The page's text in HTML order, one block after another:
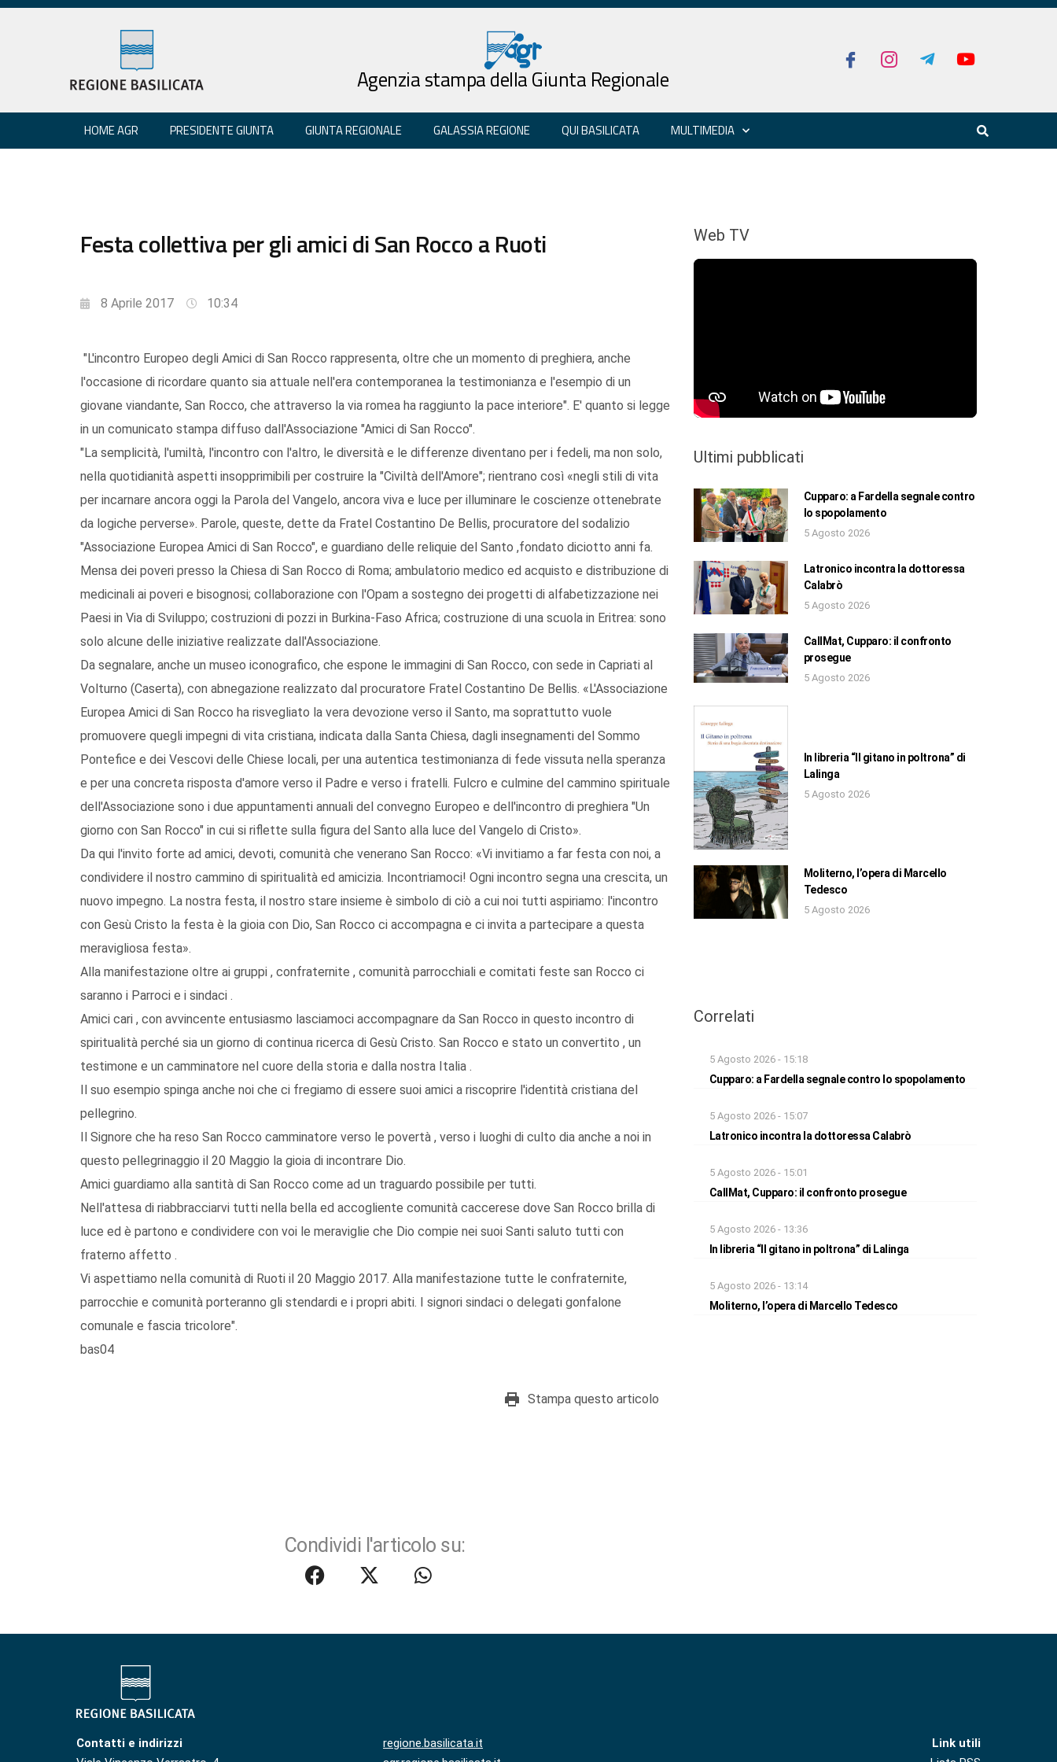
Agenzia stampa della Giunta Regionale
HOME AGR PRESIDENTE GIUNTA GIUNTA REGIONALE GALASSIA REGIONE QUI BASILICATA MULTIMEDIA
Festa collettiva per gli amici di San Rocco a Ruoti
8 Aprile 2017 10:34
"L'incontro Europeo degli Amici di San Rocco rappresenta, oltre che un momento di preghiera, anche
l'occasione di ricordare quanto sia attuale nell'era contemporanea la testimonianza e l'esempio di un
giovane viandante, San Rocco, che attraverso la via romea ha raggiunto la pace interiore". E' quanto si legge
in un comunicato stampa diffuso dall'Associazione "Amici di San Rocco".
"La semplicità, l'umiltà, l'incontro con l'altro, le diversità e le differenze diventano per i fedeli, ma non solo,
nella quotidianità aspetti insopprimibili per costruire la "Civiltà dell'Amore"; rientrano così «negli stili di vita
per incarnare ancora oggi la Parola del Vangelo, ancora viva e luce per illuminare le coscienze ottenebrate
da logiche perverse». Parole, queste, dette da Fratel Costantino De Bellis, procuratore del sodalizio
"Associazione Europea Amici di San Rocco", e guardiano delle reliquie del Santo ,fondato diciotto anni fa.
Mensa dei poveri presso la Chiesa di San Rocco di Roma; ambulatorio medico ed acquisto e distribuzione di
medicinali ai poveri e bisognosi; collaborazione con l'Opam a sostegno dei progetti di alfabetizzazione nei
Paesi in Via di Sviluppo; costruzioni di pozzi in Burkina-Faso Africa; costruzione di una scuola in Eritrea: sono
solo alcune delle iniziative realizzate dall'Associazione.
Da segnalare, anche un museo iconografico, che espone le immagini di San Rocco, con sede in Capriati al
Volturno (Caserta), con abnegazione realizzato dal procuratore Fratel Costantino De Bellis. «L'Associazione
Europea Amici di San Rocco ha risvegliato la vera devozione verso il Santo, ma soprattutto vuole
promuovere quegli impegni di vita cristiana, indicata dalla Santa Chiesa, dagli insegnamenti del Sommo
Pontefice e dei Vescovi delle Chiese locali, per una autentica testimonianza di fede vissuta nella speranza
e per una concreta risposta d'amore verso il Padre e verso i fratelli. Fulcro e culmine del cammino spirituale
dell'Associazione sono i due appuntamenti annuali del convegno Europeo e dell'incontro di preghiera "Un
giorno con San Rocco" in cui si riflette sulla figura del Santo alla luce del Vangelo di Cristo».
Da qui l'invito forte ad amici, devoti, comunità che venerano San Rocco: «Vi invitiamo a far festa con noi, a
condividere il nostro cammino di spiritualità ed amicizia. Incontriamoci! Ogni incontro segna una crescita, un
nuovo impegno. La nostra festa, il nostro stare insieme è simbolo di ciò a cui noi tutti aspiriamo: l'incontro
con Gesù Cristo la festa è la gioia con Dio, San Rocco ci accompagna e ci invita a partecipare a questa
meravigliosa festa».
Alla manifestazione oltre ai gruppi , confraternite , comunità parrocchiali e comitati feste san Rocco ci
saranno i Parroci e i sindaci .
Amici cari , con avvincente entusiasmo lasciamoci accompagnare da San Rocco in questo incontro di
spiritualità perché sia un giorno di continua ricerca di Gesù Cristo. San Rocco e stato un convertito , un
testimone e un camminatore nel cuore della storia e dalla nostra Italia .
Il suo esempio spinga anche noi che ci fregiamo di essere suoi amici a riscoprire l'identità cristiana del
pellegrino.
Il Signore che ha reso San Rocco camminatore verso le povertà , verso i luoghi di culto dia anche a noi in
questo pellegrinaggio il 20 Maggio la gioia di incontrare Dio.
Amici guardiamo alla santità di San Rocco come ad un traguardo possibile per tutti.
Nell'attesa di riabbracciarvi tutti nella bella ed accogliente comunità caccerese dove San Rocco brilla di
luce ed è partono e condividere con voi le meraviglie che Dio compie nei suoi Santi saluto tutti con
fraterno affetto .
Vi aspettiamo nella comunità di Ruoti il 20 Maggio 2017. Alla manifestazione tutte le confraternite,
parrocchie e comunità porteranno gli stendardi e i propri abiti. I signori sindaci o delegati gonfalone
comunale e fascia tricolore".
bas04
Stampa questo articolo
Condividi l'articolo su:
Web TV
Ultimi pubblicati
Cupparo: a Fardella segnale contro
lo spopolamento
5 Agosto 2026
Latronico incontra la dottoressa
Calabrò
5 Agosto 2026
CallMat, Cupparo: il confronto
prosegue
5 Agosto 2026
In libreria “Il gitano in poltrona” di
Lalinga
5 Agosto 2026
Moliterno, l’opera di Marcello
Tedesco
5 Agosto 2026
Correlati
5 Agosto 2026 - 15:18
Cupparo: a Fardella segnale contro lo spopolamento
5 Agosto 2026 - 15:07
Latronico incontra la dottoressa Calabrò
5 Agosto 2026 - 15:01
CallMat, Cupparo: il confronto prosegue
5 Agosto 2026 - 13:36
In libreria “Il gitano in poltrona” di Lalinga
5 Agosto 2026 - 13:14
Moliterno, l’opera di Marcello Tedesco
Contatti e indirizzi
regione.basilicata.it
Link utili